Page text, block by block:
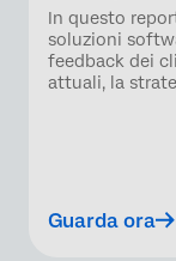
In questo
soluzioni
feedback dei
attuali, la
Guarda ora